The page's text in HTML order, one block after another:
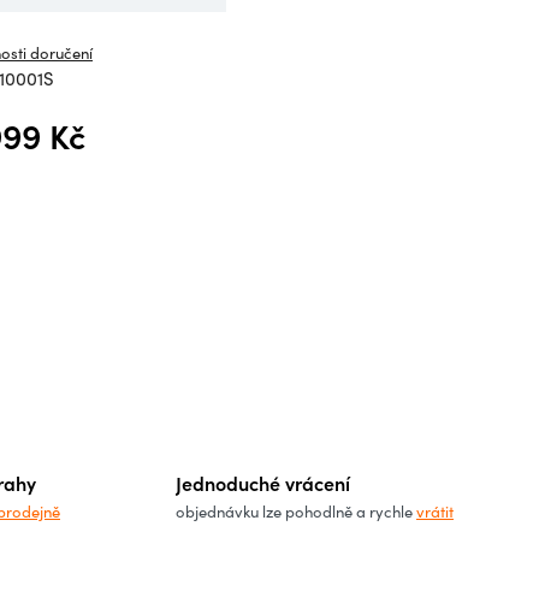
doručení
Kč
Jednoduché vrácení
objednávku lze pohodlně a rychlevrátit